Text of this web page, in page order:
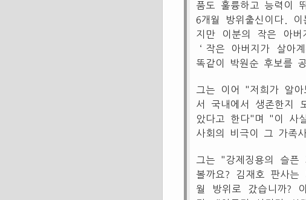
품도 훌륭하고 능력이
6개월 방위출신이다.
지만 이분의 작은 아버
‘작은 아버지가 살아
똑같이 박원순 후보를
그는 이어 "저희가 알
서 국내에서 생존한지
았다고 한다"며 "이 사
사회의 비극이 그 가족
그는 "강제징용의 슬픈
볼까요? 김재호 판사는
월 방위로 갔습니까?